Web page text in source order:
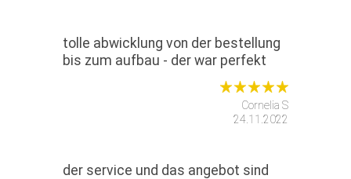
tolle abwicklung von der bestellung
bis zum aufbau - der war perfekt
Cornelia S
24.11.2022
der service und das angebot sind